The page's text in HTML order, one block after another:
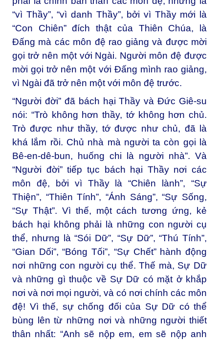
“vì Thầy”, “vì danh Thầy”, bởi vì Thầy mới là
“Con Chiên” đích thật của Thiên Chúa, là
Đấng mà các môn đệ rao giảng và được mời
gọi trở nên một với Ngài. Người môn đệ được
mời gọi trở nên một với Đấng mình rao giảng,
vì Ngài đã trở nên một với môn đệ trước.
“Người đời” đã bách hại Thầy và Đức Giê-su
nói: “Trò không hơn thầy, tớ không hơn chủ.
Trò được như thầy, tớ được như chủ, đã là
khá lắm rồi. Chủ nhà mà người ta còn gọi là
Bê-en-dê-bun, huống chi là người nhà”. Và
“Người đời” tiếp tục bách hại Thầy nơi các
môn đệ, bởi vì Thầy là “Chiên lành”, “Sự
Thiện”, “Thiên Tính”, “Ánh Sáng”, “Sự Sống,
“Sự Thật”. Vì thế, một cách tương ứng, kẻ
bách hại không phải là những con người cụ
thể, nhưng là “Sói Dữ”, “Sự Dữ”, “Thú Tính”,
“Gian Dối”, “Bóng Tối”, “Sự Chết” hành động
nơi những con người cụ thể. Thế mà, Sự Dữ
và những gì thuộc về Sự Dữ có mặt ở khắp
nơi và nơi mọi người, và có nơi chính các môn
đệ! Vì thế, sự chống đối của Sự Dữ có thể
bùng lên từ những nơi và những người thiết
thân nhất: “Anh sẽ nộp em, em sẽ nộp anh